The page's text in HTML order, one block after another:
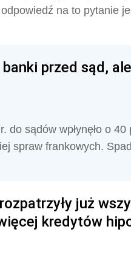
na to pytanie
przed sąd,
do sądów wpłynęło o
spraw frankowych.
już
kredytów